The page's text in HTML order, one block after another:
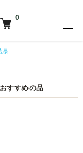
0
県
すすめの品